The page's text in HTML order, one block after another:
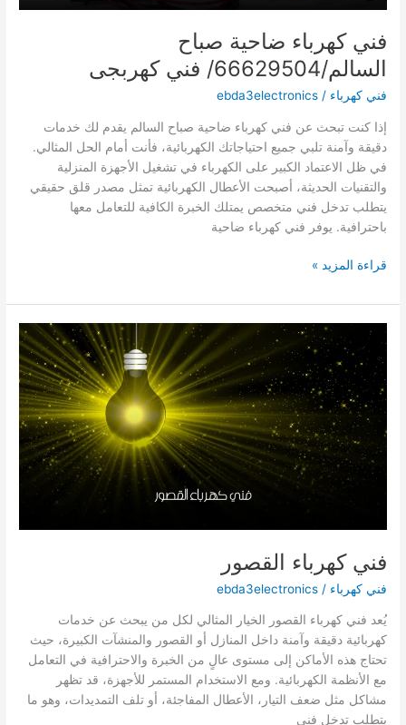
فني كهرباء ضاحية صباح
السالم/66629504/ فني كهربجى
فني كهرباء /
ebda3electronics
إذا كنت تبحث عن فني كهرباء ضاحية صباح السالم يقدم لك خدمات
دقيقة وآمنة تلبي جميع احتياجاتك الكهربائية، فأنت أمام الحل المثالي.
في ظل الاعتماد الكبير على الكهرباء في تشغيل الأجهزة المنزلية
والتقنيات الحديثة، أصبحت الأعطال الكهربائية تمثل مصدر قلق حقيقي
يتطلب تدخل فني متخصص يمتلك الخبرة الكافية للتعامل معها
باحترافية. يوفر فني كهرباء ضاحية
فني
ضاحية
صباح
السالم/66629504/
فني
كهربجى
قراءة المزيد »
فني كهرباء القصور
فني كهرباء /
ebda3electronics
يُعد فني كهرباء القصور الخيار المثالي لكل من يبحث عن خدمات
كهربائية دقيقة وآمنة داخل المنازل أو القصور والمنشآت الكبيرة، حيث
تحتاج هذه الأماكن إلى مستوى عالٍ من الخبرة والاحترافية في التعامل
مع الأنظمة الكهربائية. ومع الاستخدام المستمر للأجهزة، قد تظهر
مشاكل مثل ضعف التيار، الأعطال المفاجئة، أو تلف التمديدات، وهو ما
يتطلب تدخل فني